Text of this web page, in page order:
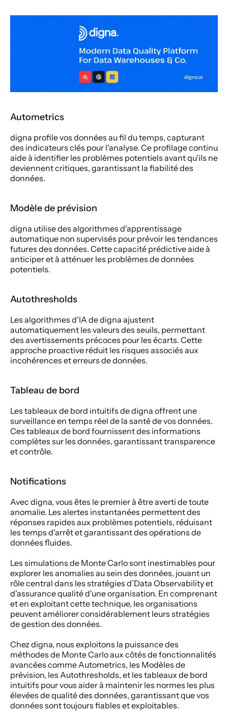
Autometrics
digna profile vos données au fil du temps, capturant
des indicateurs clés pour l'analyse. Ce profilage continu
aide à identifier les problèmes potentiels avant qu'ils ne
deviennent critiques, garantissant la fiabilité des
données.
Modèle de prévision
digna utilise des algorithmes d'apprentissage
automatique non supervisés pour prévoir les tendances
futures des données. Cette capacité prédictive aide à
anticiper et à atténuer les problèmes de données
potentiels.
Autothresholds
Les algorithmes d'IA de digna ajustent
automatiquement les valeurs des seuils, permettant
des avertissements précoces pour les écarts. Cette
approche proactive réduit les risques associés aux
incohérences et erreurs de données.
Tableau de bord
Les tableaux de bord intuitifs de digna offrent une
surveillance en temps réel de la santé de vos données.
Ces tableaux de bord fournissent des informations
complètes sur les données, garantissant transparence
et contrôle.
Notifications
Avec digna, vous êtes le premier à être averti de toute
anomalie. Les alertes instantanées permettent des
réponses rapides aux problèmes potentiels, réduisant
les temps d'arrêt et garantissant des opérations de
données fluides.
Les simulations de Monte Carlo sont inestimables pour
explorer les anomalies au sein des données, jouant un
rôle central dans les stratégies d’Data Observability et
d'assurance qualité d'une organisation. En comprenant
et en exploitant cette technique, les organisations
peuvent améliorer considérablement leurs stratégies
de gestion des données.
Chez digna, nous exploitons la puissance des
méthodes de Monte Carlo aux côtés de fonctionnalités
avancées comme Autometrics, les Modèles de
prévision, les Autothresholds, et les tableaux de bord
intuitifs pour vous aider à maintenir les normes les plus
élevées de qualité des données, garantissant que vos
données sont toujours fiables et exploitables.